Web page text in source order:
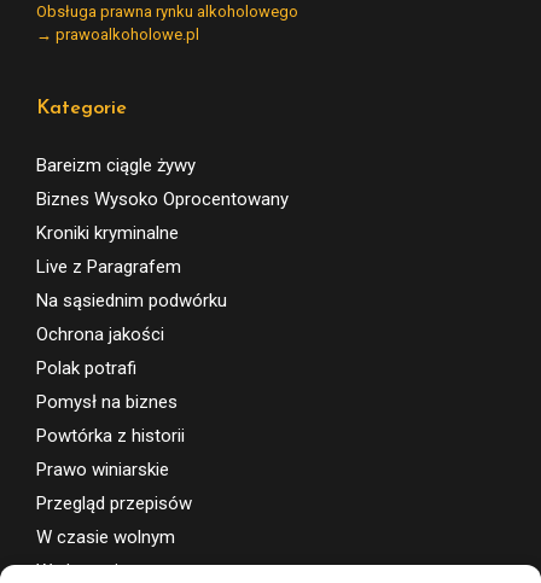
Obsługa prawna rynku alkoholowego
→ prawoalkoholowe.pl
Kategorie
Bareizm ciągle żywy
Biznes Wysoko Oprocentowany
Kroniki kryminalne
Live z Paragrafem
Na sąsiednim podwórku
Ochrona jakości
Polak potrafi
Pomysł na biznes
Powtórka z historii
Prawo winiarskie
Przegląd przepisów
W czasie wolnym
Wydarzenia